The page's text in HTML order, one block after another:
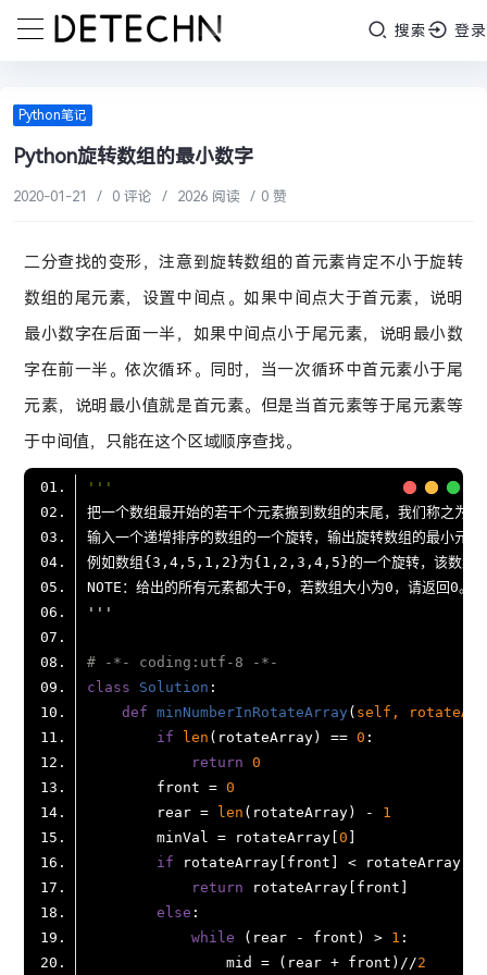
搜索 登录
Python笔记
Python旋转数组的最小数字
2020-01-21 / 0 评论 / 2026 阅读 / 0 赞
二分查找的变形，注意到旋转数组的首元素肯定不小于旋转
数组的尾元素，设置中间点。如果中间点大于首元素，说明
最小数字在后面一半，如果中间点小于尾元素，说明最小数
字在前一半。依次循环。同时，当一次循环中首元素小于尾
元素，说明最小值就是首元素。但是当首元素等于尾元素等
于中间值，只能在这个区域顺序查找。
# -*- coding:utf-8 -*-
class
Solution
def minNumberInRotateArray ( self,
if
len (rotateArray) == 0
return 0
        front =
0
        rear =
len (rotateArray) - 1
        minVal = rotateArray[
0
if
return
else
while (rear - front) > 1
                mid = (rear + front)//
2